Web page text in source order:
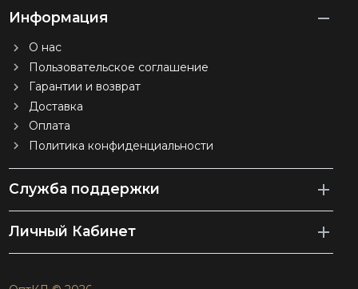
Информация
О нас
Пользовательское соглашение
Гарантии и возврат
Доставка
Оплата
Политика конфиденциальности
Служба поддержки
Личный Кабинет